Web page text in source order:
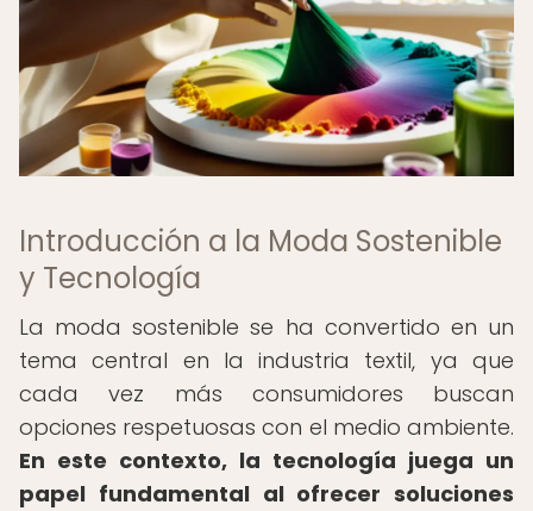
Introducción a la Moda Sostenible
y Tecnología
La moda sostenible se ha convertido en un
tema central en la industria textil, ya que
cada vez más consumidores buscan
opciones respetuosas con el medio ambiente.
En este contexto, la tecnología juega un
papel fundamental al ofrecer soluciones